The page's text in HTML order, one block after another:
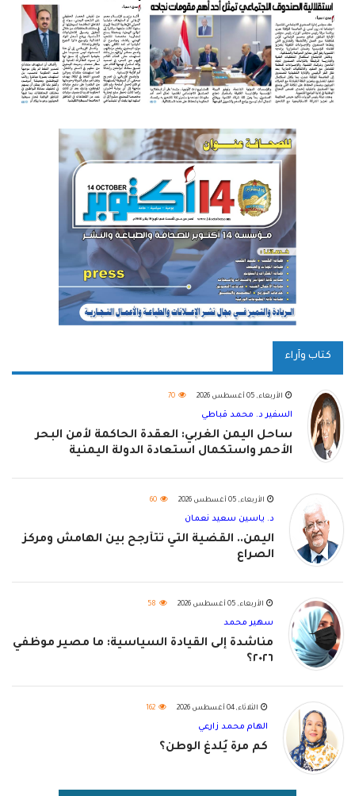
كتاب وآراء
الأربعاء, 05 أغسطس 2026 70
السفير د. محمد قباطي
ساحل اليمن الغربي: العقدة الحاكمة لأمن البحر
الأحمر واستكمال استعادة الدولة اليمنية
الأربعاء, 05 أغسطس 2026 60
د. ياسين سعيد نعمان
اليمن.. القضية التي تتأرجح بين الهامش ومركز
الصراع
الأربعاء, 05 أغسطس 2026 58
سهير محمد
مناشدة إلى القيادة السياسية: ما مصير موظفي
٢٠٢٦؟
الثلاثاء, 04 أغسطس 2026 162
الهام محمد زارعي
كم مرة يُلدغ الوطن؟